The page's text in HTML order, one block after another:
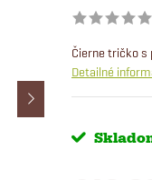
Čierne tričko s
Detailné